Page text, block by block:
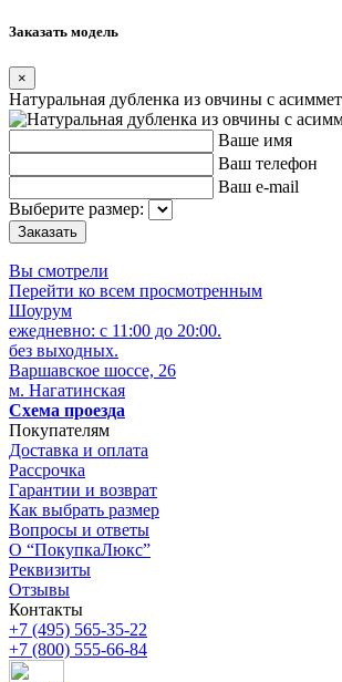
Заказать модель
×
Натуральная дубленка из овчины с
Ваше имя
Ваш телефон
Ваш e-mail
Выберите размер:
Вы смотрели
Перейти ко всем просмотренным
Шоурум
ежедневно: с 11:00 до 20:00.
без выходных.
Варшавское шоссе, 26
м. Нагатинская
Схема проезда
Покупателям
Доставка и оплата
Рассрочка
Гарантии и возврат
Как выбрать размер
Вопросы и ответы
О “ПокупкаЛюкс”
Реквизиты
Отзывы
Контакты
+7 (495) 565-35-22
+7 (800) 555-66-84